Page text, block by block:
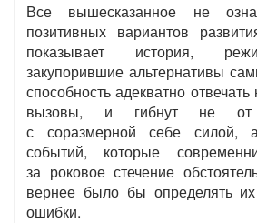
Все вышесказанное не
позитивных вариантов
показывает история,
закупорившие альтернативы
способность адекватно отвечать
вызовы, и гибнут не от
с соразмерной себе силой,
событий, которые
за роковое стечение
вернее было бы определять
ошибки.